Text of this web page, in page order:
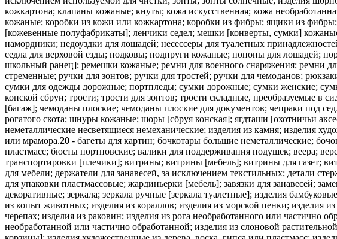
кожкартона; клапаны кожаные; кнуты; кожа искусственная; кожа
кожаные; коробки из кожи или кожкартона; коробки из фибры; ящики из
[кожевенные полуфабрикаты]; ленчики седел; мешки [конверты, сумки]
намордники; недоуздки для лошадей; несессеры для туалетных
седла для верховой езды; подковы; подпруги кожаные; попоны для лошадей;
школьный ранец]; ремешки кожаные; ремни для военного снаряжения; ремни
стременные; ручки для зонтов; ручки для тростей; ручки для чемоданов;
сумки для одежды дорожные; портпледы; сумки дорожные; сумки женские;
конской сбруи; трости; трости для зонтов; трости складные, преобразуемые в
[багаж]; чемоданы плоские; чемоданы плоские для документов; чепраки под
рогатого скота; шнуры кожаные; шоры [сбруя конская]; ягдташи [охотничьи
неметаллические несветящиеся немеханические; изделия из камня; изделия
или мрамора.20 - багеты для картин; бочкотары большие неметаллические;
пластмасс; бюсты портновские; валики для поддерживания подушек; веера;
транспортировки [плечики]; витрины; витрины [мебель]; витрины для газет;
для мебели; держатели для занавесей, за исключением текстильных; детали
для упаковки пластмассовые; жардиньерки [мебель]; завязки для занавесей;
декоративные; зеркала; зеркала ручные [зеркала туалетные]; изделия
из копыт животных; изделия из кораллов; изделия из морской пенки; изделия
черепах; изделия из раковин; изделия из рога необработанного или частично
необработанной или частично обработанной; изделия из слоновой